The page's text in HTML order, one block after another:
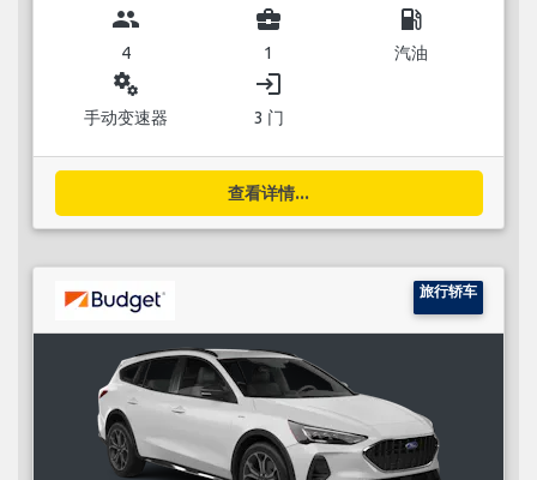
group
4
business_center
1
local_gas_station
汽油
miscellaneous_services
手动变速器
login
3 门
查看详情...
旅行轿车